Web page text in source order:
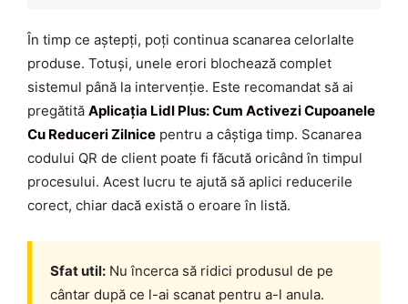
În timp ce aștepți, poți continua scanarea celorlalte
produse. Totuși, unele erori blochează complet
sistemul până la intervenție. Este recomandat să ai
pregătită Aplicația Lidl Plus: Cum Activezi Cupoanele
Cu Reduceri Zilnice pentru a câștiga timp. Scanarea
codului QR de client poate fi făcută oricând în timpul
procesului. Acest lucru te ajută să aplici reducerile
corect, chiar dacă există o eroare în listă.
Sfat util: Nu încerca să ridici produsul de pe
cântar după ce l-ai scanat pentru a-l anula.